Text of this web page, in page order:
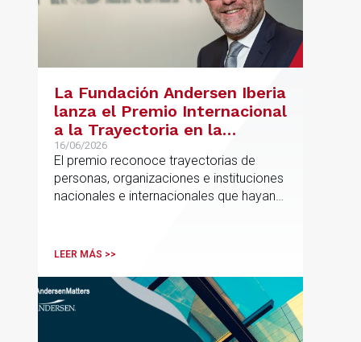
La Fundación Andersen Iberia
lanza el Premio Internacional
a la Trayectoria en la
Promoción de la Educación
16/06/2026
El premio reconoce trayectorias de
personas, organizaciones e instituciones
nacionales e internacionales que hayan
innovación o la equidad educativa
LEER MÁS >>